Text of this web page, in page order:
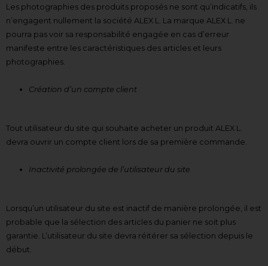
Les photographies des produits proposés ne sont qu’indicatifs, ils
n’engagent nullement la société ALEX L. La marque ALEX L. ne
pourra pas voir sa responsabilité engagée en cas d’erreur
manifeste entre les caractéristiques des articles et leurs
photographies.
Création d’un compte client
Tout utilisateur du site qui souhaite acheter un produit ALEX L.
devra ouvrir un compte client lors de sa première commande.
Inactivité prolongée de l’utilisateur du site
Lorsqu’un utilisateur du site est inactif de manière prolongée, il est
probable que la sélection des articles du panier ne soit plus
garantie. L’utilisateur du site devra réitérer sa sélection depuis le
début.